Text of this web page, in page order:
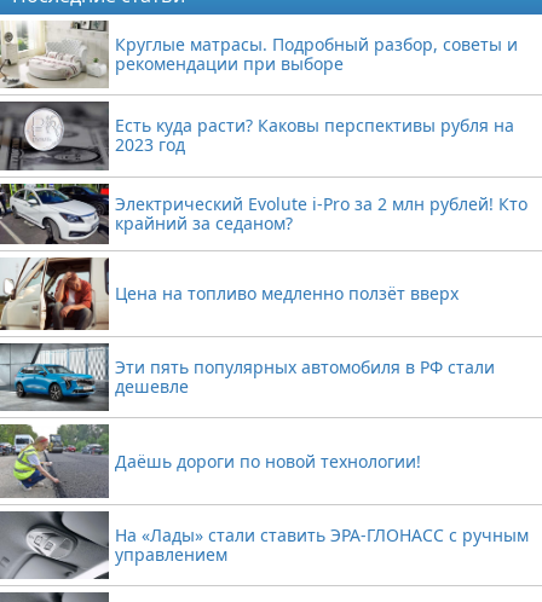
Круглые матрасы. Подробный разбор, советы и
рекомендации при выборе
Есть куда расти? Каковы перспективы рубля на
2023 год
Электрический Evolute i-Pro за 2 млн рублей! Кто
крайний за седаном?
Цена на топливо медленно ползёт вверх
Эти пять популярных автомобиля в РФ стали
дешевле
Даёшь дороги по новой технологии!
На «Лады» стали ставить ЭРА-ГЛОНАСС с ручным
управлением